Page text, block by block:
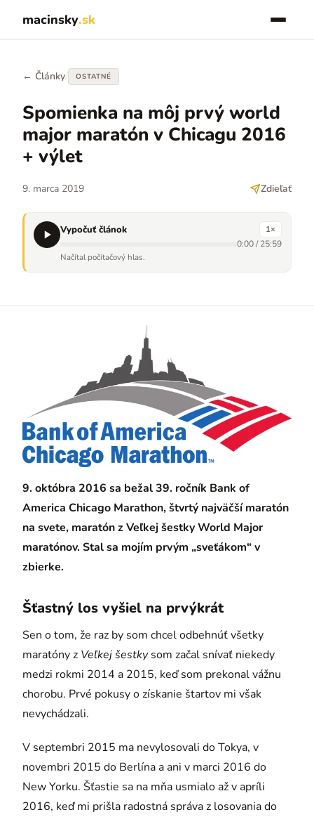
macinsky.sk
← Články/ OSTATNÉ
Spomienka na môj prvý world
major maratón v Chicagu 2016
+ výlet
9. marca 2019 Zdieľať
Vypočuť článok 1×
0:00/25:59
Načítal počítačový hlas.
9. októbra 2016 sa bežal 39. ročník Bank of
America Chicago Marathon, štvrtý najväčší maratón
na svete, maratón z Veľkej šestky World Major
maratónov. Stal sa mojím prvým „sveťákom“ v
zbierke.
Šťastný los vyšiel na prvýkrát
Sen o tom, že raz by som chcel odbehnúť všetky
maratóny z Veľkej šestkysom začal snívať niekedy
medzi rokmi 2014 a 2015, keď som prekonal vážnu
chorobu. Prvé pokusy o získanie štartov mi však
nevychádzali.
V septembri 2015 ma nevylosovali do Tokya, v
novembri 2015 do Berlína a ani v marci 2016 do
New Yorku. Šťastie sa na mňa usmialo až v apríli
2016, keď mi prišla radostná správa z losovania do